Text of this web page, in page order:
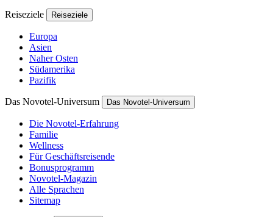
Reiseziele Reiseziele
Europa
Asien
Naher Osten
Südamerika
Pazifik
Das Novotel-Universum Das Novotel-Universum
Die Novotel-Erfahrung
Familie
Wellness
Für Geschäftsreisende
Bonusprogramm
Novotel-Magazin
Alle Sprachen
Sitemap